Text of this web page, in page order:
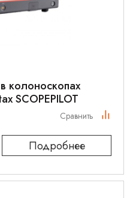
колоноскопах
SCOPEPILOT
Подробнее
Сравнить